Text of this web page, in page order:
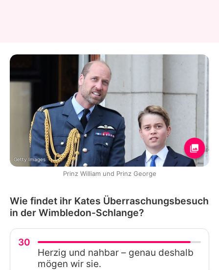
Getty Images
Prinz William und Prinz George
Wie findet ihr Kates Überraschungsbesuch
in der Wimbledon-Schlange?
30
Herzig und nahbar – genau deshalb
mögen wir sie.